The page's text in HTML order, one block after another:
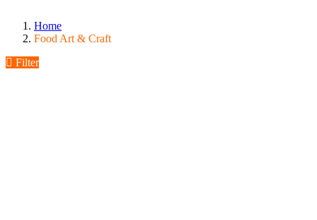
Home
Food Art & Craft
Filter